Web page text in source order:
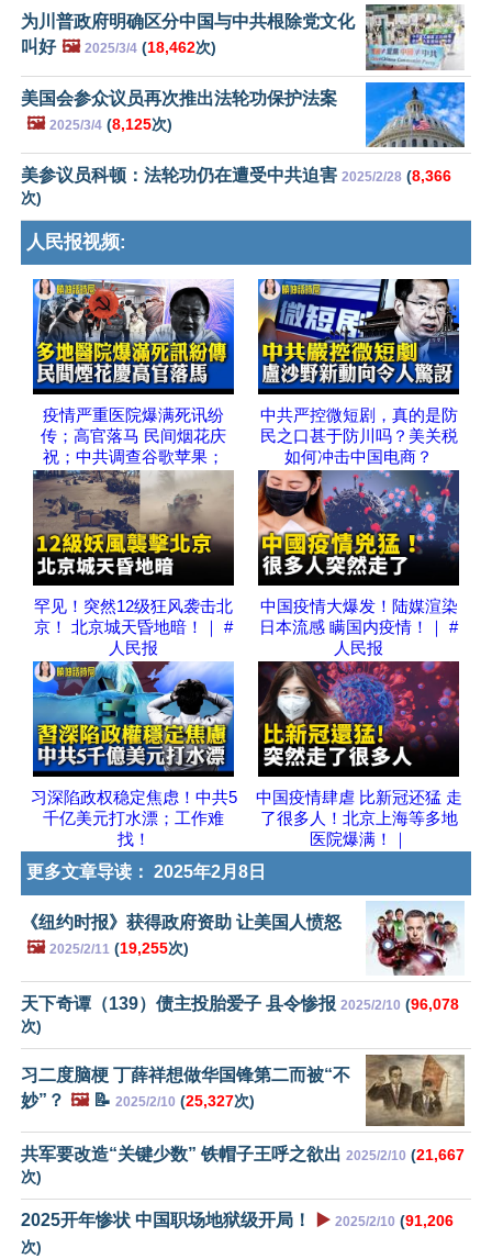
为川普政府明确区分中国与中共根除党文化
叫好 🖼️ 2025/3/4 (18,462次)
美国会参众议员再次推出法轮功保护法案
🖼️ 2025/3/4 (8,125次)
美参议员科顿：法轮功仍在遭受中共迫害 2025/2/28 (8,366
次)
人民报视频:
疫情严重医院爆满死讯纷
传；高官落马 民间烟花庆
祝；中共调查谷歌苹果；
中共严控微短剧，真的是防
民之口甚于防川吗？美关税
如何冲击中国电商？
罕见！突然12级狂风袭击北
京！ 北京城天昏地暗！｜ #
人民报
中国疫情大爆发！陆媒渲染
日本流感 瞒国内疫情！｜ #
人民报
习深陷政权稳定焦虑！中共5
千亿美元打水漂；工作难
找！
中国疫情肆虐 比新冠还猛 走
了很多人！北京上海等多地
医院爆满！｜
更多文章导读： 2025年2月8日
《纽约时报》获得政府资助 让美国人愤怒
🖼️ 2025/2/11 (19,255次)
天下奇谭（139）债主投胎爱子 县令惨报 2025/2/10 (96,078
次)
习二度脑梗 丁薛祥想做华国锋第二而被“不
妙”？ 🖼️📝 2025/2/10 (25,327次)
共军要改造“关键少数” 铁帽子王呼之欲出 2025/2/10 (21,667
次)
2025开年惨状 中国职场地狱级开局！ ▶️ 2025/2/10 (91,206
次)